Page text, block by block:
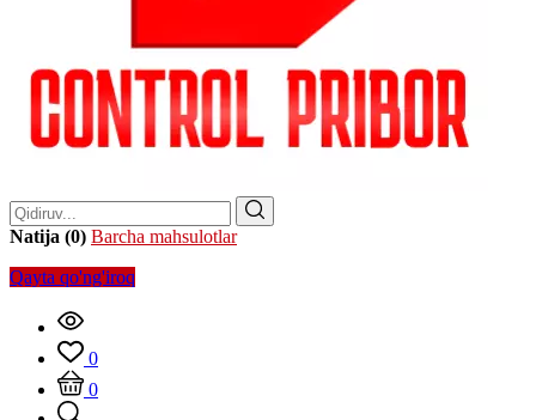
Natija (0) Barcha mahsulotlar
Qayta qo'ng'iroq
0
0